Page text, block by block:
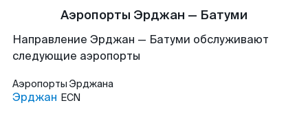
Аэропорты Эрджан — Батуми
Направление Эрджан — Батуми обслуживают
следующие аэропорты
Аэропорты Эрджана
Эрджан ECN